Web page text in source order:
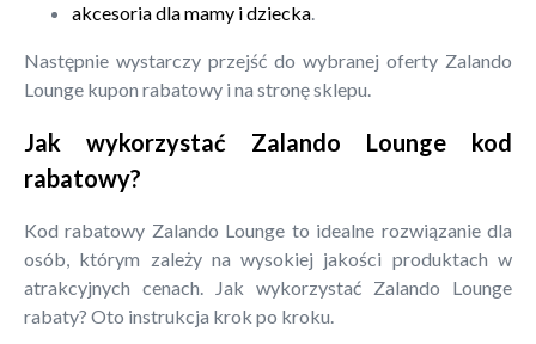
akcesoria dla mamy i dziecka.
Następnie wystarczy przejść do wybranej oferty Zalando
Lounge kupon rabatowy i na stronę sklepu.
Jak wykorzystać Zalando Lounge kod
rabatowy?
Kod rabatowy Zalando Lounge to idealne rozwiązanie dla
osób, którym zależy na wysokiej jakości produktach w
atrakcyjnych cenach. Jak wykorzystać Zalando Lounge
rabaty? Oto instrukcja krok po kroku.